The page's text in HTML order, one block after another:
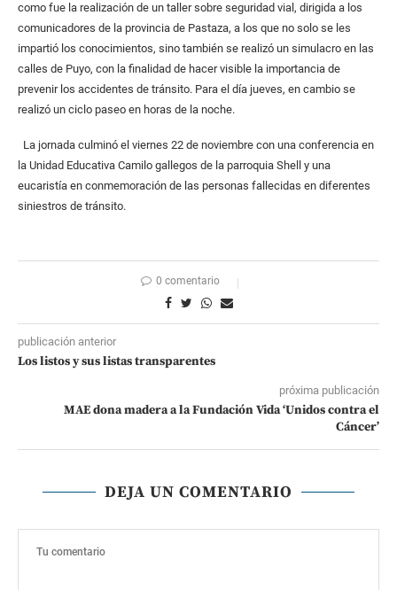
como fue la realización de un taller sobre seguridad vial, dirigida a los
comunicadores de la provincia de Pastaza, a los que no solo se les
impartió los conocimientos, sino también se realizó un simulacro en las
calles de Puyo, con la finalidad de hacer visible la importancia de
prevenir los accidentes de tránsito. Para el día jueves, en cambio se
realizó un ciclo paseo en horas de la noche.
La jornada culminó el viernes 22 de noviembre con una conferencia en
la Unidad Educativa Camilo gallegos de la parroquia Shell y una
eucaristía en conmemoración de las personas fallecidas en diferentes
siniestros de tránsito.
0 comentario
publicación anterior
Los listos y sus listas transparentes
próxima publicación
MAE dona madera a la Fundación Vida ‘Unidos contra el
Cáncer’
DEJA UN COMENTARIO